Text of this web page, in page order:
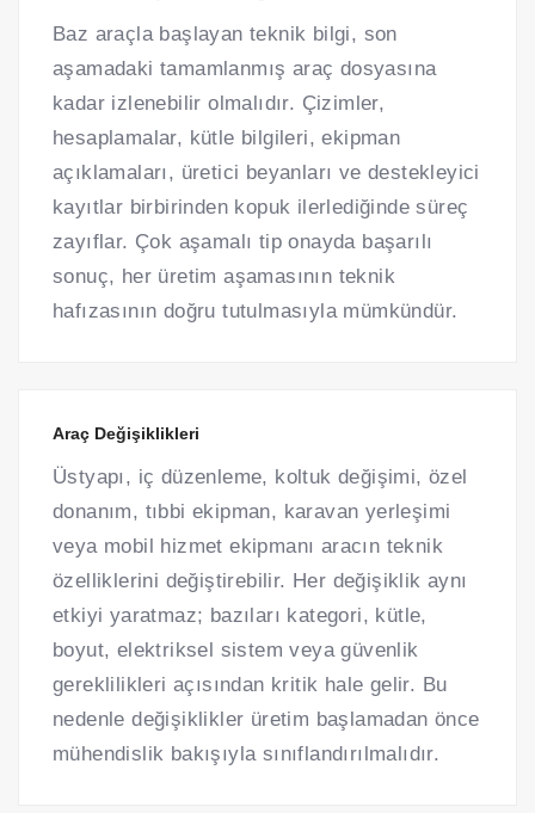
Baz araçla başlayan teknik bilgi, son
aşamadaki tamamlanmış araç dosyasına
kadar izlenebilir olmalıdır. Çizimler,
hesaplamalar, kütle bilgileri, ekipman
açıklamaları, üretici beyanları ve destekleyici
kayıtlar birbirinden kopuk ilerlediğinde süreç
zayıflar. Çok aşamalı tip onayda başarılı
sonuç, her üretim aşamasının teknik
hafızasının doğru tutulmasıyla mümkündür.
Araç Değişiklikleri
Üstyapı, iç düzenleme, koltuk değişimi, özel
donanım, tıbbi ekipman, karavan yerleşimi
veya mobil hizmet ekipmanı aracın teknik
özelliklerini değiştirebilir. Her değişiklik aynı
etkiyi yaratmaz; bazıları kategori, kütle,
boyut, elektriksel sistem veya güvenlik
gereklilikleri açısından kritik hale gelir. Bu
nedenle değişiklikler üretim başlamadan önce
mühendislik bakışıyla sınıflandırılmalıdır.